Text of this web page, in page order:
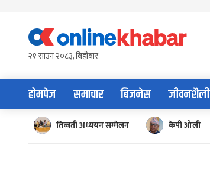
content२१ साउन २०८३, बिहीबार
होमपेज समाचार बिजनेस जीवनशैली
तिब्बती अध्ययन सम्मेलन केपी ओली